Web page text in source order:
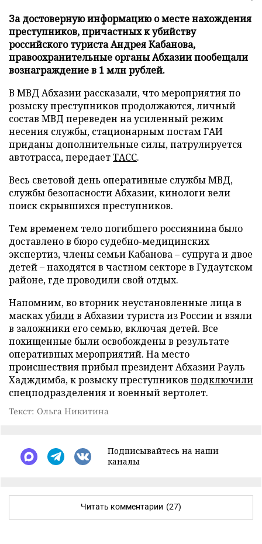
За достоверную информацию о месте нахождения
преступников, причастных к убийству
российского туриста Андрея Кабанова,
правоохранительные органы Абхазии пообещали
вознаграждение в 1 млн рублей.
В МВД Абхазии рассказали, что мероприятия по
розыску преступников продолжаются, личный
состав МВД переведен на усиленный режим
несения службы, стационарным постам ГАИ
приданы дополнительные силы, патрулируется
автотрасса, передаетТАСС.
Весь световой день оперативные службы МВД,
службы безопасности Абхазии, кинологи вели
поиск скрывшихся преступников.
Тем временем тело погибшего россиянина было
доставлено в бюро судебно-медицинских
экспертиз, члены семьи Кабанова – супруга и двое
детей – находятся в частном секторе в Гудаутском
районе, где проводили свой отдых.
Напомним, во вторник неустановленные лица в
маскахубилив Абхазии туриста из России и взяли
в заложники его семью, включая детей. Все
похищенные были освобождены в результате
оперативных мероприятий. На место
происшествия прибыл президент Абхазии Рауль
Хадждимба, к розыску преступников подключили
спецподразделения и военный вертолет.
Текст: Ольга Никитина
Подписывайтесь на наши
каналы
Читать комментарии (27)